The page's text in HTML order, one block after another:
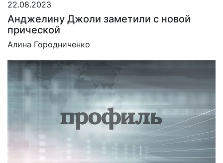
22.08.2023
Анджелину Джоли заметили с новой
прической
Алина Городниченко